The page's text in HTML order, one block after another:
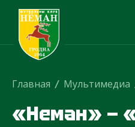
Главная / Мультимедиа
«Неман» —